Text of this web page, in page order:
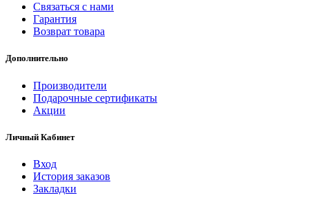
Связаться с нами
Гарантия
Возврат товара
Дополнительно
Производители
Подарочные сертификаты
Акции
Личный Кабинет
Вход
История заказов
Закладки